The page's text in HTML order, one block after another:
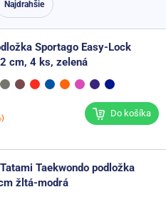
Najdrahšie
Sportago Easy-Lock
cm, 4 ks, zelená
Do košíka
Taekwondo podložka
žltá-modrá